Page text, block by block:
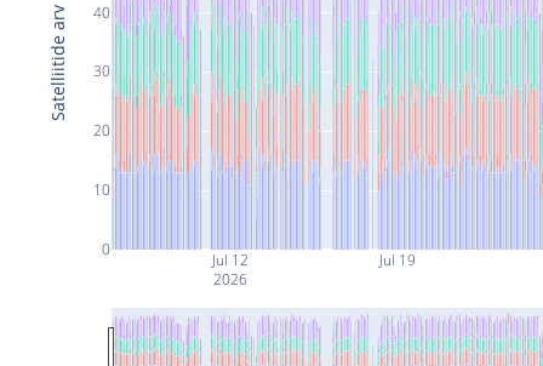
Jul 12
2026
Jul 19
0
10
20
30
40
Satelliitide arv